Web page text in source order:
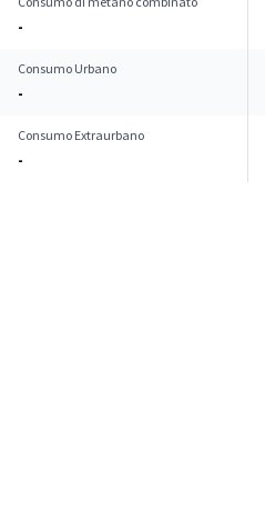
-
Consumo Urbano
-
Consumo Extraurbano
-